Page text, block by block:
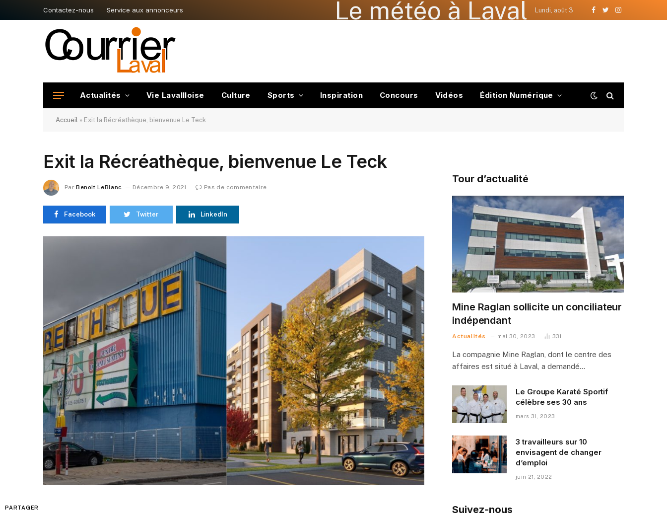
Contactez-nous Service aux annonceurs Le météo à Laval Lundi, août 3
Facebook
TwitterInstagram
Actualités Vie Lavallloise Culture Sports Inspiration Concours Vidéos Édition Numérique
Accueil » Exit la Récréathèque, bienvenue Le Teck
Exit la Récréathèque, bienvenue Le Teck
Par Benoit LeBlanc Décembre 9, 2021 Pas de commentaire
Facebook Twitter LinkedIn
PARTAGER
Tour d’actualité
Mine Raglan sollicite un conciliateur
indépendant
Actualités mai 30, 2023 331
La compagnie Mine Raglan, dont le centre des
affaires est situé à Laval, a demandé…
Le Groupe Karaté Sportif
célèbre ses 30 ans
mars 31, 2023
3 travailleurs sur 10
envisagent de changer
d’emploi
juin 21, 2022
Suivez-nous